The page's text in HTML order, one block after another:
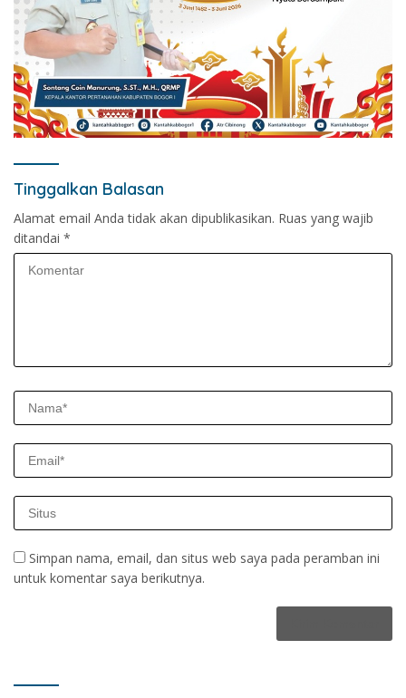
Tinggalkan Balasan
Alamat email Anda tidak akan dipublikasikan. Ruas yang wajib
ditandai *
Simpan nama, email, dan situs web saya pada peramban ini
untuk komentar saya berikutnya.